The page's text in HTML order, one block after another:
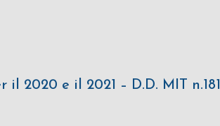
2020 e il 2021 – D.D. MIT n.181